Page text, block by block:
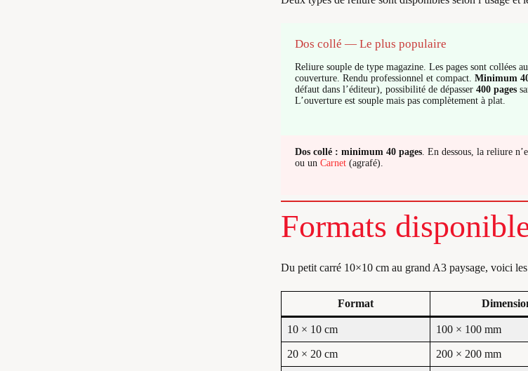
Dos collé — Le plus populaire
Reliure souple de type magazine. Les pages sont collées
couverture. Rendu professionnel et compact. Minimum
défaut dans l’éditeur), possibilité de dépasser 400 pages
L’ouverture est souple mais pas complètement à plat.
Dos collé : minimum 40 pages . En dessous, la reliure
ou un Carnet (agrafé).
Formats
Du petit carré 10×10 cm au grand A3 paysage, voici
Format
10 × 10 cm 100 × 100 mm
20 × 20 cm 200 × 200 mm